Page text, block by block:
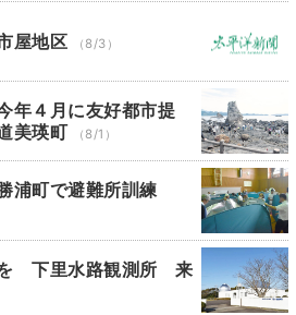
屋地区 （8/3）
年４月に友好都市提
美瑛町
（8/1）
浦町で避難所訓練
を 下里水路観測所 来